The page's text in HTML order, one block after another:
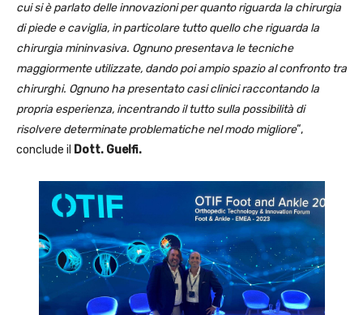
cui si è parlato delle innovazioni per quanto riguarda la chirurgia
di piede e caviglia, in particolare tutto quello che riguarda la
chirurgia mininvasiva. Ognuno presentava le tecniche
maggiormente utilizzate, dando poi ampio spazio al confronto tra
chirurghi. Ognuno ha presentato casi clinici raccontando la
propria esperienza, incentrando il tutto sulla possibilità di
risolvere determinate problematiche nel modo migliore“,
conclude il Dott. Guelfi.